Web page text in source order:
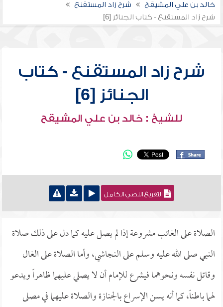
خالد بن علي المشيقح
شرح زاد المستقنع
شرح زاد المستقنع - كتاب الجنائز [6]
شرح زاد المستقنع - كتاب
الجنائز [6]
للشيخ : خالد بن علي المشيقح
التفريغ النصي الكامل
الصلاة على الغائب مشروعة إذا لم يصل عليه كما دل على ذلك صلاة
النبي صلى الله عليه وسلم على النجاشي، وأما الصلاة على الغال
وقاتل نفسه ونحوهما فيشرع للإمام أن لا يصلي عليهما ظاهراً ويدعو
لهما باطناً، كما أنه يسن الإسراع بالجنازة والصلاة عليهما في مصلى